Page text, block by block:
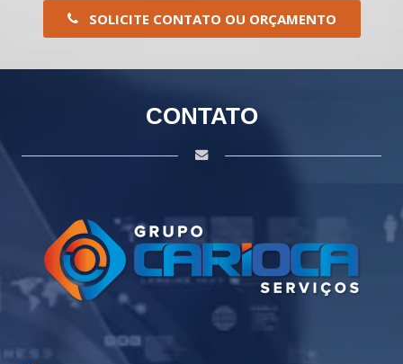
SOLICITE CONTATO OU ORÇAMENTO
CONTATO